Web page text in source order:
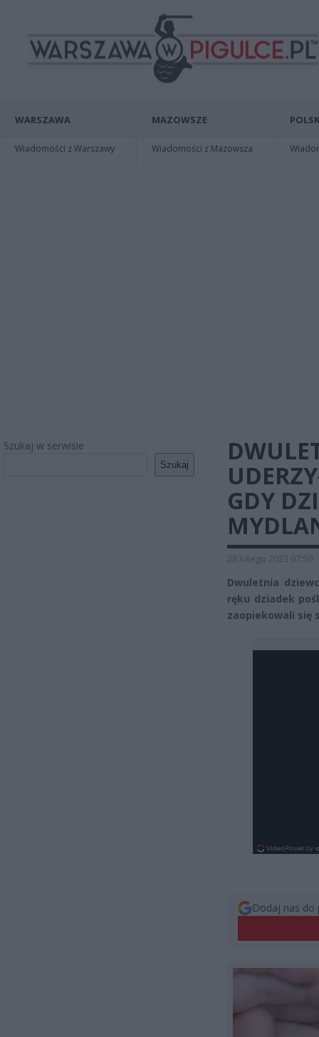
WARSZAWA
Wiadomości z Warszawy
MAZOWSZE
Wiadomości z Mazowsza
Szukaj w serwisie
Szukaj
GDY
28 lutego 2023 07:50
Dwuletnia
ręku dziadek
zaopiekowali się
Dodaj nas do